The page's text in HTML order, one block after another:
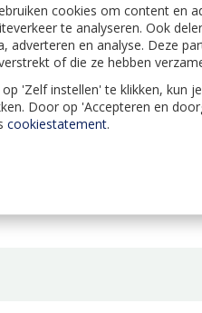
cookies om content en
te analyseren. Ook
adverteren en analyse. Deze
of die ze hebben
'Zelf instellen' te klikken, kun
Door op 'Accepteren en
cookiestatement.